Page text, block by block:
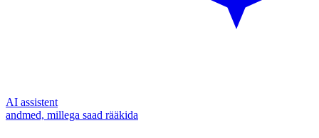
AI assistent
andmed, millega saad rääkida